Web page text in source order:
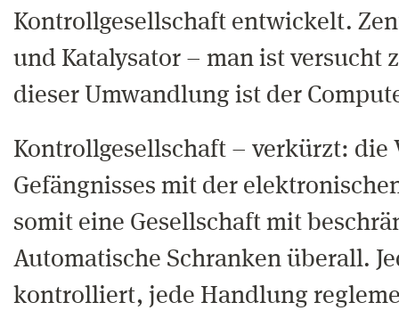
Kontrollgesellschaft entwickelt.
und Katalysator – man ist versucht
dieser Umwandlung ist der
Kontrollgesellschaft – verkürzt: die
Gefängnisses mit der
somit eine Gesellschaft mit
Automatische Schranken überall.
kontrolliert, jede Handlung